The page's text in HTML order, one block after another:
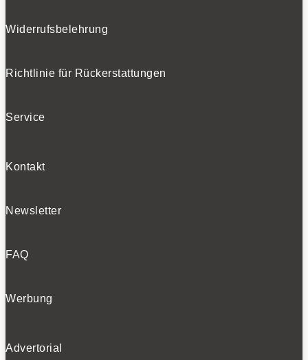
Widerrufsbelehrung
Richtlinie für Rückerstattungen
Service
Kontakt
Newsletter
FAQ
Werbung
Advertorial